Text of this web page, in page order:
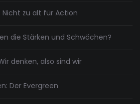
Nicht zu alt für Action
die Stärken und Schwächen?
denken, also sind wir
Der Evergreen